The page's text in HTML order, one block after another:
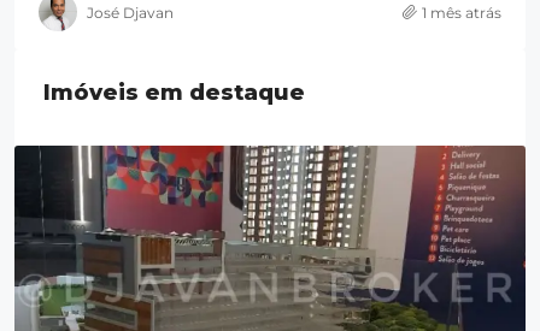
José Djavan 1 mês atrás
Imóveis em destaque